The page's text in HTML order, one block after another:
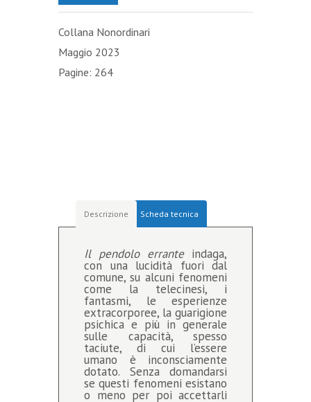
Collana Nonordinari
Maggio 2023
Pagine: 264
Descrizione Scheda tecnica
Il pendolo erranteindaga,
con una lucidità fuori dal
comune, su alcuni fenomeni
come la telecinesi, i
fantasmi, le esperienze
extracorporee, la guarigione
psichica e più in generale
sulle capacità, spesso
taciute, di cui l’essere
umano è inconsciamente
dotato. Senza domandarsi
se questi fenomeni esistano
o meno per poi accettarli